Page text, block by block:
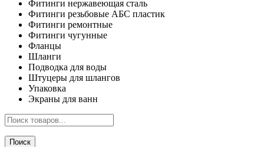
Фитинги нержавеющая сталь
Фитинги резьбовые АБС пластик
Фитинги ремонтные
Фитинги чугунные
Фланцы
Шланги
Подводка для воды
Штуцеры для шлангов
Упаковка
Экраны для ванн
Поиск